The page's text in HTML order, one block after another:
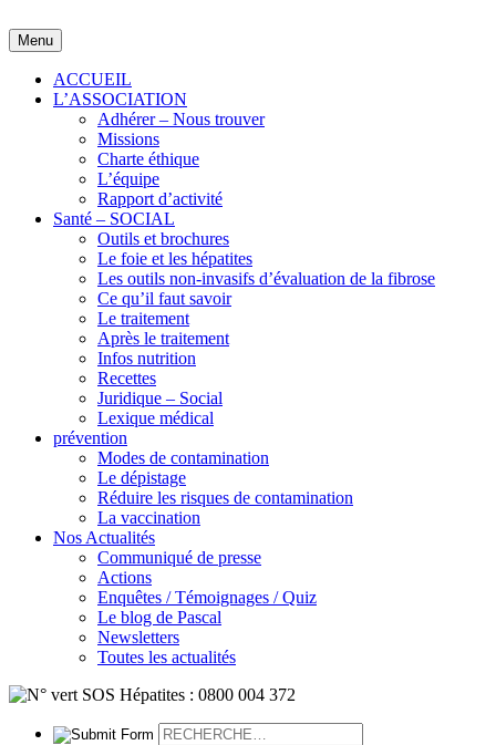
to
content
Menu
ACCUEIL
L’ASSOCIATION
Adhérer – Nous trouver
Missions
Charte éthique
L’équipe
Rapport d’activité
Santé – SOCIAL
Outils et brochures
Le foie et les hépatites
Les outils non-invasifs d’évaluation de la fibrose
Ce qu’il faut savoir
Le traitement
Après le traitement
Infos nutrition
Recettes
Juridique – Social
Lexique médical
prévention
Modes de contamination
Le dépistage
Réduire les risques de contamination
La vaccination
Nos Actualités
Communiqué de presse
Actions
Enquêtes / Témoignages / Quiz
Le blog de Pascal
Newsletters
Toutes les actualités